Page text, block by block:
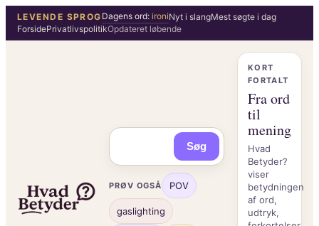
Spring
LEVENDE SPROG Dagens ord: ironiNyt i slangMest søgte i dag
ForsidePrivatlivspolitikOpdateret løbende
Søg
PRØV OGSÅ POV
gaslighting
KORT
FORTALT
Fra ord
til
mening
Hvad
Betyder?
viser
betydningen
af ord,
udtryk,